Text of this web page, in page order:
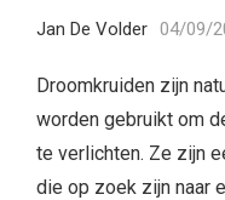
Jan De Volder 04/09/
Droomkruiden zijn
worden gebruikt om
te verlichten. Ze zijn
die op zoek zijn naar